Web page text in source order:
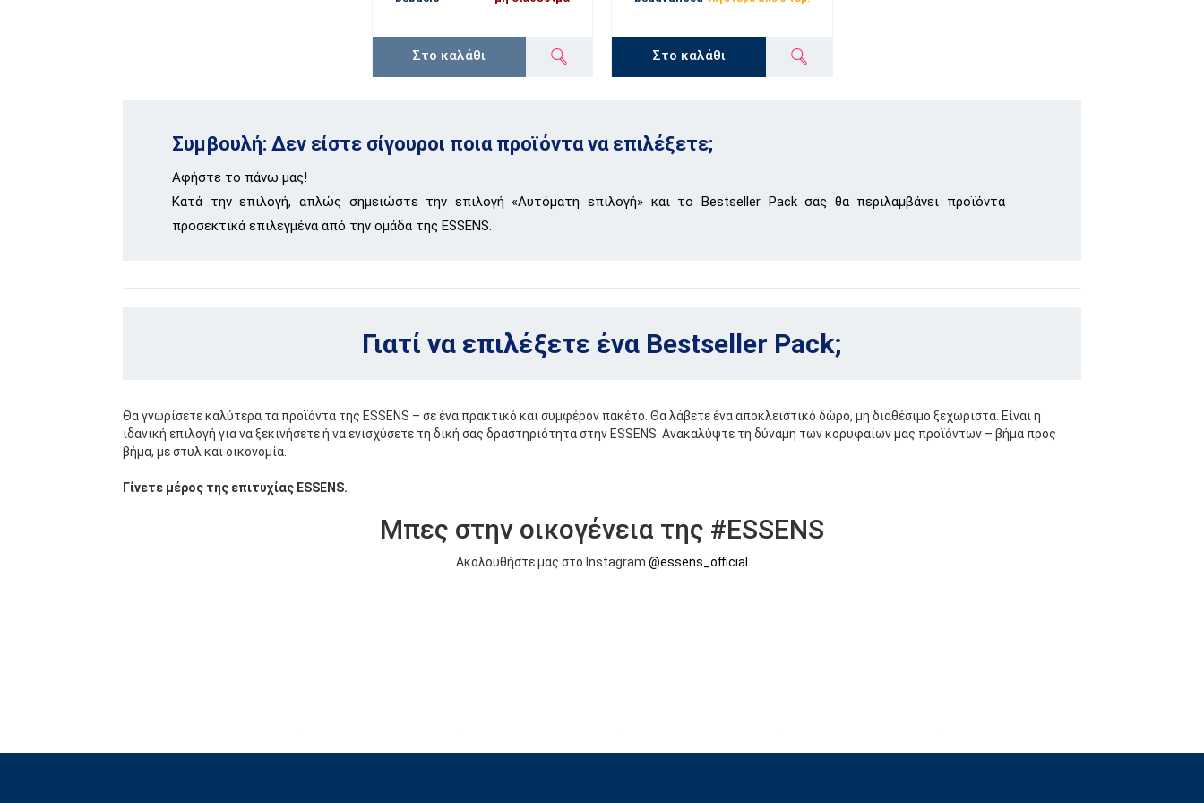
Στο καλάθι Στο καλάθι
Συμβουλή: Δεν είστε σίγουροι ποια προϊόντα να επιλέξετε;
Αφήστε το πάνω μας!
Κατά την επιλογή, απλώς σημειώστε την επιλογή «Αυτόματη επιλογή» και το Bestseller Pack σας θα περιλαμβάνει προϊόντα
προσεκτικά επιλεγμένα από την ομάδα της ESSENS.
Γιατί να επιλέξετε ένα Bestseller Pack;
Θα γνωρίσετε καλύτερα τα προϊόντα της ESSENS – σε ένα πρακτικό και συμφέρον πακέτο. Θα λάβετε ένα αποκλειστικό δώρο, μη διαθέσιμο ξεχωριστά. Είναι η
ιδανική επιλογή για να ξεκινήσετε ή να ενισχύσετε τη δική σας δραστηριότητα στην ESSENS. Ανακαλύψτε τη δύναμη των κορυφαίων μας προϊόντων – βήμα προς
βήμα, με στυλ και οικονομία.
Γίνετε μέρος της επιτυχίας ESSENS.
Μπες στην οικογένεια της #ESSENS
Ακολουθήστε μας στο Instagram @essens_official